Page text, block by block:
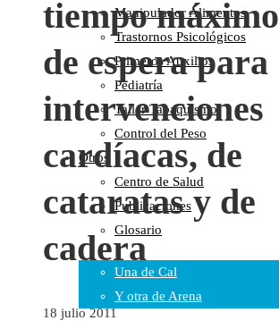
En nuestra Web
Colaboraciones
Cartas al Director
Medios de Comunicación
Otros
Vídeos
Audio
Cara Oscura Sanidad
Humor
Cal y Arena
Una de Cal
Y otra de Arena
Manipulador Alimentos
Trastornos Psicológicos
Primeros Auxilios
Pediatría
Taller Tabaquismo
Control del Peso
Otros
Centro de Salud
Publicaciones
Glosario
tiempo máximo
de espera para
intervenciones
cardíacas, de
cataratas y de
cadera
18 julio 2011